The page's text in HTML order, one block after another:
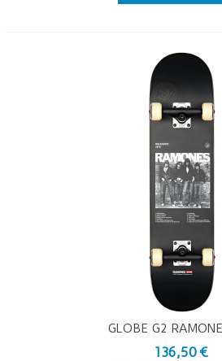
GLOBE G2
136,50 €